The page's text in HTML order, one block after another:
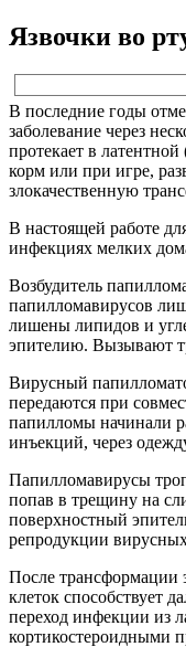
Язвочки во
В последние годы
заболевание через
протекает в
корм или при игре,
злокачественную
В настоящей работе
инфекциях мелких
Возбудитель
папилломавирусов
лишены липидов и
эпителию. Вызывают
Вирусный
передаются при
папилломы начинали
инъекций, через
Папилломавирусы
попав в трещину на
поверхностный
репродукции
После трансформации
клеток способствует
переход инфекции из
кортикостероидными